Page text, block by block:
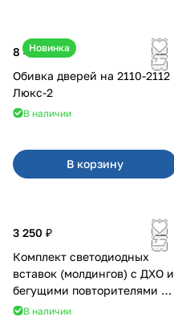
Новинка
8 400 ₽
Обивка дверей на 2110-2112
Люкс-2
В наличии
В корзину
3 250 ₽
Комплект светодиодных
вставок (молдингов) с ДХО и
бегущими повторителями на
Веста
В наличии